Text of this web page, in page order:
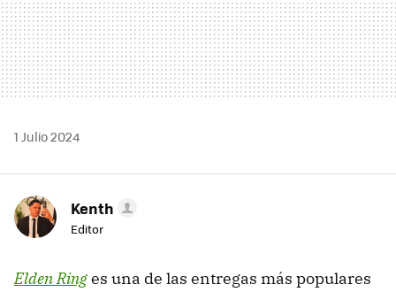
1 Julio 2024
Kenth
Editor
Elden Ringes una de las entregas más populares